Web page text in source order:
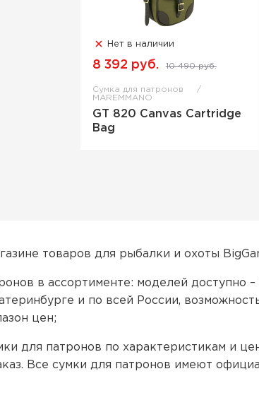
Нет в наличии
8 392 руб. 10 490 руб.
Сумка для патронов
MAREMMANO
GT 820 Canvas Cartridge
Bag
товаров для рыбалки и охоты
в ассортименте: моделей доступно –
и по всей России,
цен;
для патронов по характеристикам и
Все сумки для патронов имеют